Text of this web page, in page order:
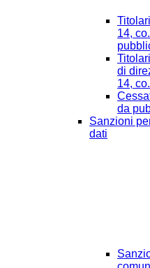
14,
di
14,
da
Sanzioni
dati